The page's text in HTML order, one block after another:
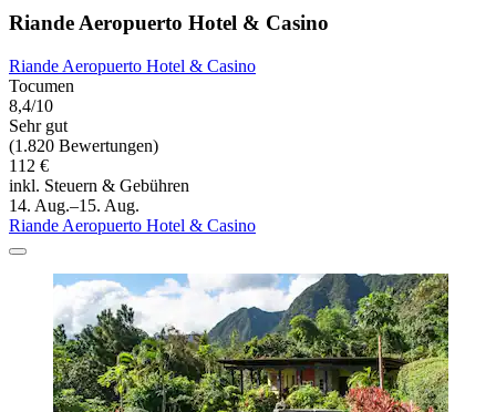
Riande Aeropuerto Hotel & Casino
Riande Aeropuerto Hotel & Casino
Tocumen
8,4/10
Sehr gut
(1.820 Bewertungen)
112 €
inkl. Steuern & Gebühren
14. Aug.–15. Aug.
Riande Aeropuerto Hotel & Casino